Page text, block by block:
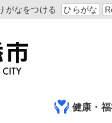
がなをつける ひらがな
健康・